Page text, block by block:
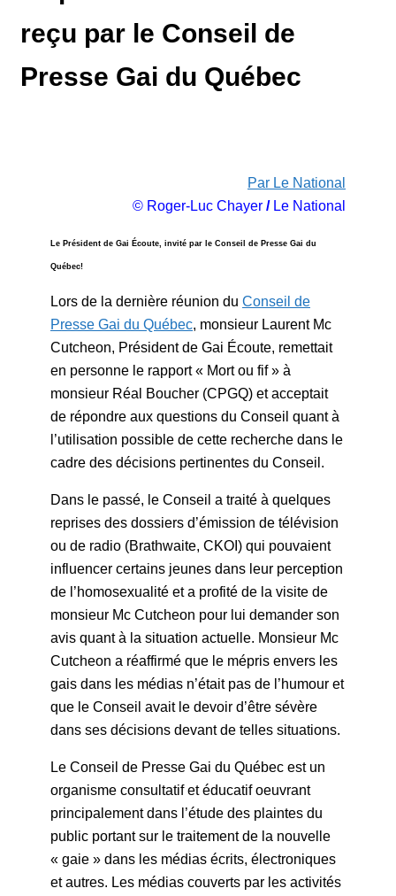
reçu par le Conseil de
Presse Gai du Québec
Par Le National
© Roger-Luc Chayer /Le National
Le Président de Gai Écoute, invité par le Conseil de Presse Gai du
Québec!
Lors de la dernière réunion du Conseil de
Presse Gai du Québec, monsieur Laurent Mc
Cutcheon, Président de Gai Écoute, remettait
en personne le rapport « Mort ou fif » à
monsieur Réal Boucher (CPGQ) et acceptait
de répondre aux questions du Conseil quant à
l’utilisation possible de cette recherche dans le
cadre des décisions pertinentes du Conseil.
Dans le passé, le Conseil a traité à quelques
reprises des dossiers d’émission de télévision
ou de radio (Brathwaite, CKOI) qui pouvaient
influencer certains jeunes dans leur perception
de l’homosexualité et a profité de la visite de
monsieur Mc Cutcheon pour lui demander son
avis quant à la situation actuelle. Monsieur Mc
Cutcheon a réaffirmé que le mépris envers les
gais dans les médias n’était pas de l’humour et
que le Conseil avait le devoir d’être sévère
dans ses décisions devant de telles situations.
Le Conseil de Presse Gai du Québec est un
organisme consultatif et éducatif oeuvrant
principalement dans l’étude des plaintes du
public portant sur le traitement de la nouvelle
« gaie » dans les médias écrits, électroniques
et autres. Les médias couverts par les activités